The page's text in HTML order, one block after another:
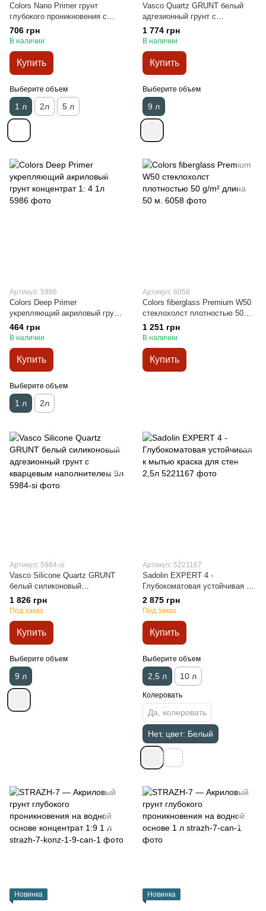
Colors Nano Primer грунт
глубокого проникновения с
нано-частицами 1л
706 грн
В наличии
Купить
Выберите объем
1 л 2л 5 л
Vasco Quartz GRUNT белый
адгезионный грунт с
кварцевым наполнителем 9л
1 774 грн
В наличии
Купить
Выберите объем
9 л
Артикул: 5986
Colors Deep Primer
укрепляющий акриловый грунт
концентрат 1: 4 1л
464 грн
В наличии
Купить
Выберите объем
1 л 2л
Артикул: 6058
Colors fiberglass Premium W50
стеклохолст плотностью 50
g/m² длина 50 м.
1 251 грн
В наличии
Купить
Артикул: 5984-si
Vasco Silicone Quartz GRUNT
белый силиконовый
адгезионный грунт с
кварцевым наполнителем 9л
1 826 грн
Под заказ
Купить
Выберите объем
9 л
Артикул: 5221167
Sadolin EXPERT 4 -
Глубокоматовая устойчивая к
мытью краска для стен 2,5л
2 875 грн
Под заказ
Купить
Выберите объем
2,5 л 10 л
Колеровать
Да, колеровать
Нет, цвет: Белый
Новинка Новинка